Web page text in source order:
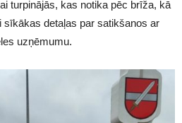
turpinājās, kas notika pēc brīža, kā
sīkākas detaļas par satikšanos ar
uzņēmumu.